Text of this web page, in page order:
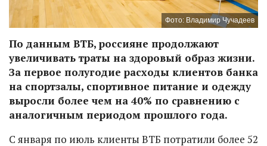
Фото: Владимир Чучадеев
По данным ВТБ, россияне продолжают
увеличивать траты на здоровый образ жизни.
За первое полугодие расходы клиентов банка
на спортзалы, спортивное питание и одежду
выросли более чем на 40% по сравнению с
аналогичным периодом прошлого года.
С января по июль клиенты ВТБ потратили более 52